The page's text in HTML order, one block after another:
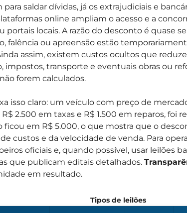
saldar dívidas, já os extrajudiciais e
online ampliam o acesso e a
portais locais. A razão do desconto é quase
falência ou apreensão estão
assim, existem custos ocultos que
impostos, transporte e eventuais obras ou
forem calculados.
isso claro: um veículo com preço de
R$ 2.500 em taxas e R$ 1.500 em reparos, foi
ficou em R$ 5.000, o que mostra que o
custos e da velocidade de venda. Para
oficiais e, quando possível, usar leilões
que publicam editais detalhados.
em resultado.
Tipos de leilões